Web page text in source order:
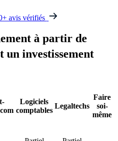
avis vérifiés
à partir de
un investissement
Logiciels
comptables
Legaltechs
Faire
soi-
même